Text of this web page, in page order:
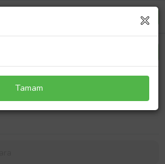
COROLLA AE101 1993-1997 SAĞ
Tamam